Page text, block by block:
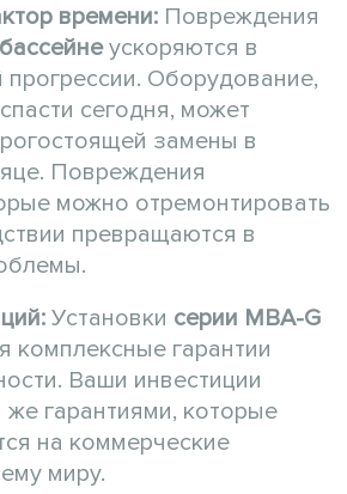
времени: Повреждения
ускоряются в
прогрессии. Оборудование,
сегодня, может
замены в
Повреждения
можно отремонтировать
превращаются в
Установки серии MBA-G
комплексные гарантии
Ваши инвестиции
гарантиями, которые
на коммерческие
миру.